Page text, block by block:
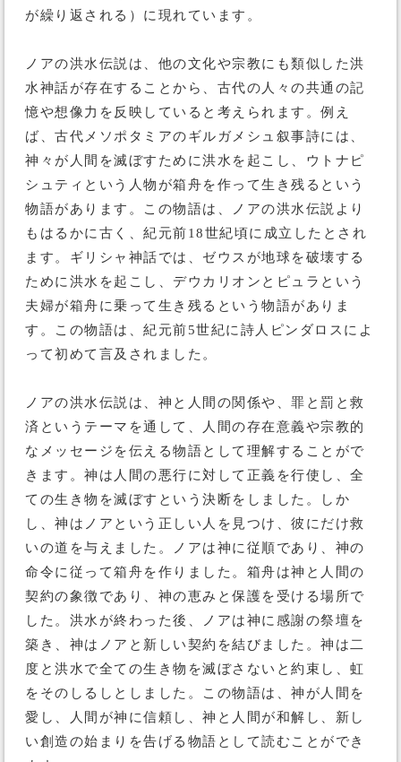
が繰り返される）に現れています。
ノアの洪水伝説は、他の文化や宗教にも類似した洪
水神話が存在することから、古代の人々の共通の記
憶や想像力を反映していると考えられます。例え
ば、古代メソポタミアのギルガメシュ叙事詩には、
神々が人間を滅ぼすために洪水を起こし、ウトナピ
シュティという人物が箱舟を作って生き残るという
物語があります。この物語は、ノアの洪水伝説より
もはるかに古く、紀元前18世紀頃に成立したとされ
ます。ギリシャ神話では、ゼウスが地球を破壊する
ために洪水を起こし、デウカリオンとピュラという
夫婦が箱舟に乗って生き残るという物語がありま
す。この物語は、紀元前5世紀に詩人ピンダロスによ
って初めて言及されました。
ノアの洪水伝説は、神と人間の関係や、罪と罰と救
済というテーマを通して、人間の存在意義や宗教的
なメッセージを伝える物語として理解することがで
きます。神は人間の悪行に対して正義を行使し、全
ての生き物を滅ぼすという決断をしました。しか
し、神はノアという正しい人を見つけ、彼にだけ救
いの道を与えました。ノアは神に従順であり、神の
命令に従って箱舟を作りました。箱舟は神と人間の
契約の象徴であり、神の恵みと保護を受ける場所で
した。洪水が終わった後、ノアは神に感謝の祭壇を
築き、神はノアと新しい契約を結びました。神は二
度と洪水で全ての生き物を滅ぼさないと約束し、虹
をそのしるしとしました。この物語は、神が人間を
愛し、人間が神に信頼し、神と人間が和解し、新し
い創造の始まりを告げる物語として読むことができ